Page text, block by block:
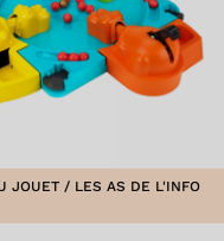
JOUET / LES AS DE L'INFO